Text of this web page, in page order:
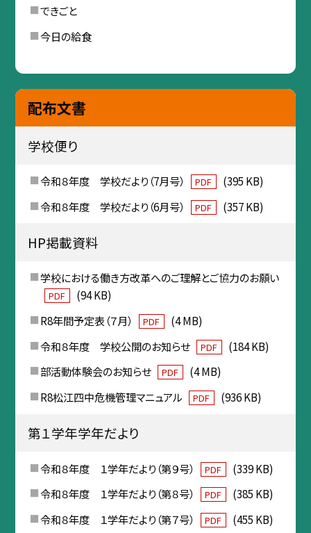
できごと
今日の給食
配布文書
学校便り
令和８年度 学校だより（7月号） PDF
(395 KB)
令和８年度 学校だより（6月号）
PDF (357 KB)
HP掲載資料
学校における働き方改革へのご理解とご協力のお願い
PDF
(94 KB)
R8年間予定表（７月）
PDF
(4 MB)
令和８年度 学校公開のお知らせ
PDF
(184 KB)
部活動体験会のお知らせ
PDF
(4 MB)
R8松江四中危機管理マニュアル
PDF (936 KB)
第１学年学年だより
令和８年度 １学年だより（第９号） PDF
(339 KB)
令和８年度 １学年だより（第８号）
PDF
(385 KB)
令和８年度 １学年だより（第７号）
PDF (455 KB)